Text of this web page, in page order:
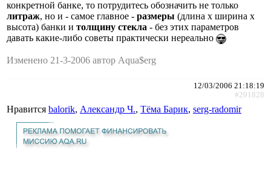
конкретной банке, то потрудитесь обозначить не только
литраж, но и - самое главное - размеры (длина х ширина х
высота) банки и толщину стекла - без этих параметров
давать какие-либо советы практически нереально
Изменено 21-3-2006 автор Aqua$erg
12/03/2006 21:18:19
#291828
Нравится balorik, Александр Ч., Тёма Барик, serg-radomir